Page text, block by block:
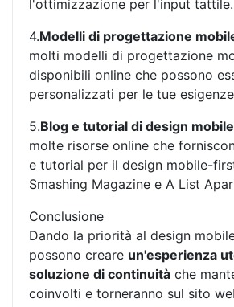
l'ottimizzazione per l'input tattile.
4.Modelli di progettazione
molti modelli di progettazione
disponibili online che possono
personalizzati per le tue
5.Blog e tutorial di design
molte risorse online che
e tutorial per il design mobile-
Smashing Magazine e A List
Conclusione
Dando la priorità al design
possono creare un'esperienza
soluzione di continuità che
coinvolti e torneranno sul sito